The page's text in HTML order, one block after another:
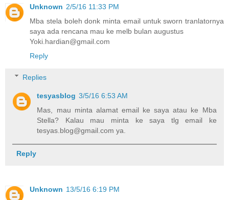
Unknown 2/5/16 11:33 PM
Mba stela boleh donk minta email untuk sworn tranlatornya
saya ada rencana mau ke melb bulan augustus
Yoki.hardian@gmail.com
Reply
Replies
tesyasblog 3/5/16 6:53 AM
Mas, mau minta alamat email ke saya atau ke Mba
Stella? Kalau mau minta ke saya tlg email ke
tesyas.blog@gmail.com ya.
Reply
Unknown 13/5/16 6:19 PM